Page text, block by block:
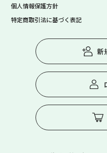
個人情報保護方針
特定商取引法に基づく表記
新